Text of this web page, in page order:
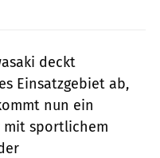
deckt
Einsatzgebiet ab,
nun ein
sportlichem